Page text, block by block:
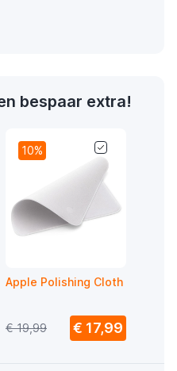
bespaar extra!
10%
Apple Polishing Cloth
€ 19,99 € 17,99